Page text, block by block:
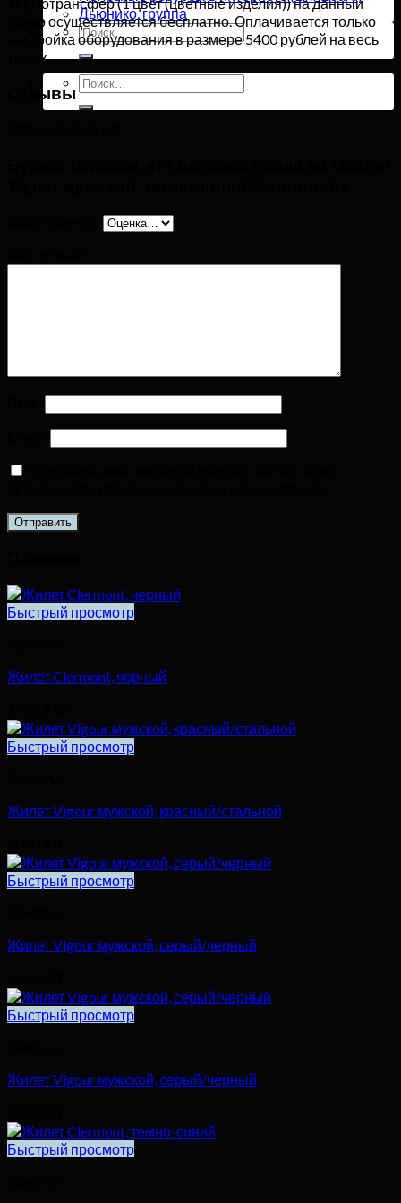
Дьюнико, группа
Искать:
Искать:
товар осуществляется бесплатно. Оплачивается только
настройка оборудования в размере 5400 рублей на весь
тираж.
Отзывы
Быстрый просмотр
Жилет Clermont, черный
Быстрый просмотр
Жилет Vigour мужской, красный/стальной
Быстрый просмотр
Жилет Vigour мужской, серый/черный
Быстрый просмотр
Жилет Vigour мужской, серый/черный
Быстрый просмотр